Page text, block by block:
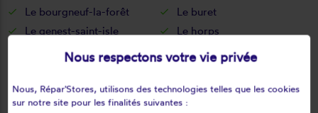
Le bourgneuf-la-forêt
Le buret
Le genest-saint-isle
Le horps
Le housseau-brétignolles
Le pas
Levaré
Lignières-orgères
Livet
Livré
Nous respectons votre vie privée
Nous, Répar'Stores, utilisons des technologies telles que les cookies
sur notre site pour les finalités suivantes :